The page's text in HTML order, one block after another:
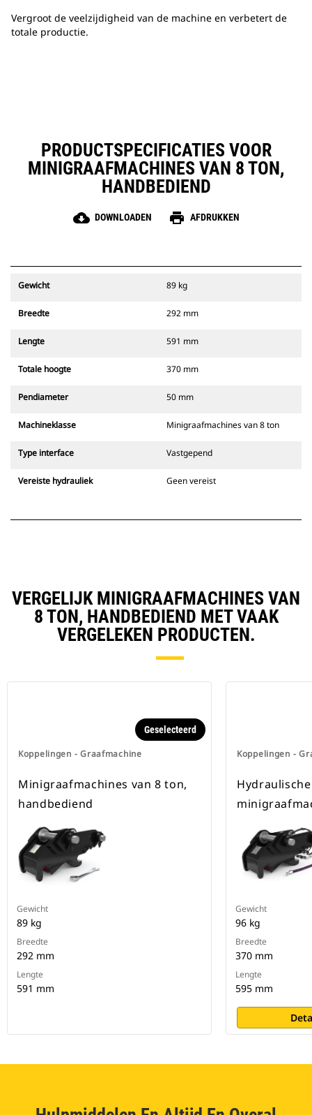
Vergroot de veelzijdigheid van de machine en verbetert de
totale productie.
PRODUCTSPECIFICATIES VOOR
MINIGRAAFMACHINES VAN 8 TON,
HANDBEDIEND
cloud_download DOWNLOADEN print AFDRUKKEN
Gewicht 89 kg
Breedte 292 mm
Lengte 591 mm
Totale hoogte 370 mm
Pendiameter 50 mm
Machineklasse Minigraafmachines van 8 ton
Type interface Vastgepend
Vereiste hydrauliek Geen vereist
VERGELIJK MINIGRAAFMACHINES VAN
8 TON, HANDBEDIEND MET VAAK
VERGELEKEN PRODUCTEN.
Koppelingen - Graafmachine
Geselecteerd
Minigraafmachines van 8 ton,
handbediend
Gewicht
89 kg
Breedte
292 mm
Lengte
591 mm
Koppelingen -
Hydraulische
Gewicht
96 kg
Breedte
370 mm
Lengte
595 mm